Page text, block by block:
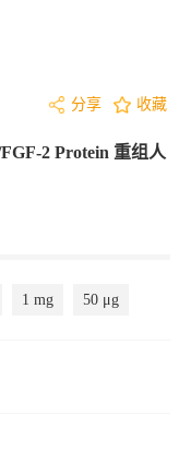
分享 收藏
2 Protein 重组人
1 mg 50 μg